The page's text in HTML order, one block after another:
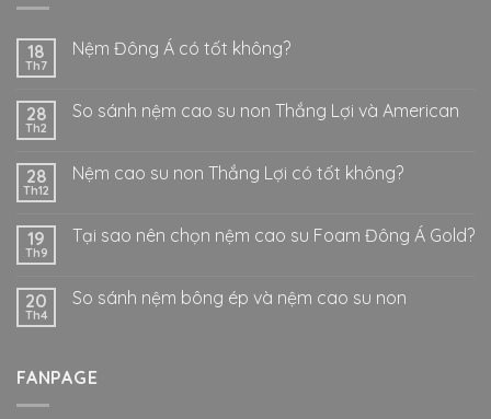
18
Th7
Nệm Đông Á có tốt không?
28
Th2
So sánh nệm cao su non Thắng Lợi và American
28
Th12
Nệm cao su non Thắng Lợi có tốt không?
19
Th9
Tại sao nên chọn nệm cao su Foam Đông Á Gold?
20
Th4
So sánh nệm bông ép và nệm cao su non
FANPAGE